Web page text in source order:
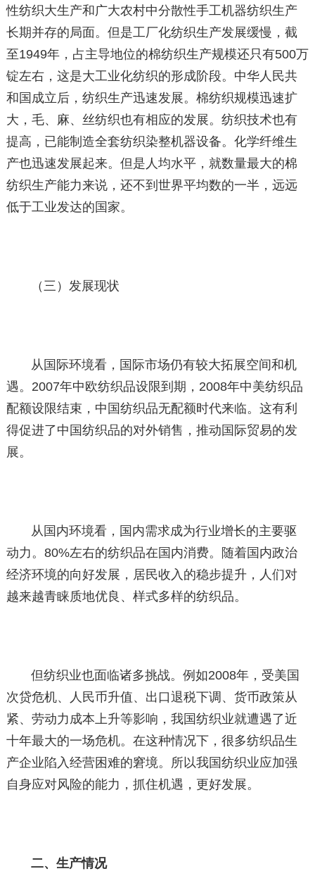
性纺织大生产和广大农村中分散性手工机器纺织生产
长期并存的局面。但是工厂化纺织生产发展缓慢，截
至1949年，占主导地位的棉纺织生产规模还只有500万
锭左右，这是大工业化纺织的形成阶段。中华人民共
和国成立后，纺织生产迅速发展。棉纺织规模迅速扩
大，毛、麻、丝纺织也有相应的发展。纺织技术也有
提高，已能制造全套纺织染整机器设备。化学纤维生
产也迅速发展起来。但是人均水平，就数量最大的棉
纺织生产能力来说，还不到世界平均数的一半，远远
低于工业发达的国家。
（三）发展现状
从国际环境看，国际市场仍有较大拓展空间和机
遇。2007年中欧纺织品设限到期，2008年中美纺织品
配额设限结束，中国纺织品无配额时代来临。这有利
得促进了中国纺织品的对外销售，推动国际贸易的发
展。
从国内环境看，国内需求成为行业增长的主要驱
动力。80%左右的纺织品在国内消费。随着国内政治
经济环境的向好发展，居民收入的稳步提升，人们对
越来越青睐质地优良、样式多样的纺织品。
但纺织业也面临诸多挑战。例如2008年，受美国
次贷危机、人民币升值、出口退税下调、货币政策从
紧、劳动力成本上升等影响，我国纺织业就遭遇了近
十年最大的一场危机。在这种情况下，很多纺织品生
产企业陷入经营困难的窘境。所以我国纺织业应加强
自身应对风险的能力，抓住机遇，更好发展。
二、生产情况